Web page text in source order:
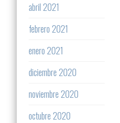
abril 2021
febrero 2021
enero 2021
diciembre 2020
noviembre 2020
octubre 2020